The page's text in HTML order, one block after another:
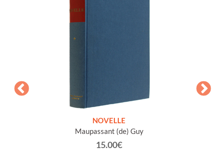
NOVELLE
Maupassant (de) Guy
15.00€